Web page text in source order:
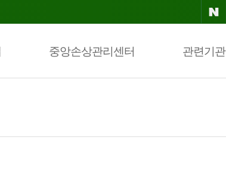
중앙손상관리센터 관련기관